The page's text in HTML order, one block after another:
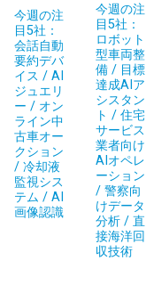
今週の注
目5社：
会話自動
要約デバ
イス / AI
ジュエリ
ー / オン
ライン中
古車オー
クション
/ 冷却液
監視シス
テム / AI
画像認識
今週の注
目5社：
ロボット
型車両整
備 / 目標
達成AIア
シスタン
ト / 住宅
サービス
業者向け
AIオペレ
ーション
/ 警察向
けデータ
分析 / 直
接海洋回
収技術